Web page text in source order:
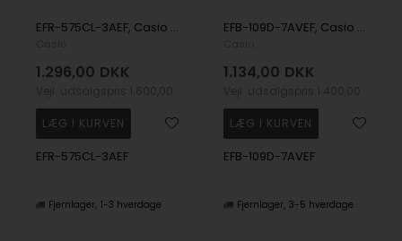
EFR-575CL-3AEF, Casio Edifice EFR-575CL-3AEF Quartz Herre m/rem
1.296,00 DKK
EFR-575CL-3AEF
Fjernlager 1-3 hverdage
EFB-109D-7AVEF, Casio Edifice EFB-109D-7AVEF Quartz Herre m/lænke
1.134,00 DKK
EFB-109D-7AVEF
Fjernlager 3-5 hverdage